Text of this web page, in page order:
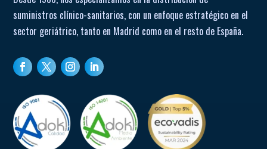
Funda del colchón
Certificaciones
suministros clínico-sanitarios, con un enfoque estratégico en el
sector geriátrico, tanto en Madrid como en el resto de España.